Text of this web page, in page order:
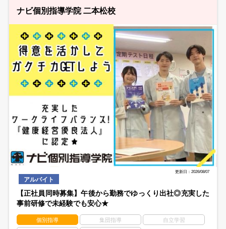
ナビ個別指導学院 二本松校
更新日：2026/08/07
アルバイト
【正社員同時募集】午後から勤務でゆっくり出社◎充実した
事前研修で未経験でも安心★
個別指導 集団指導 自立学習